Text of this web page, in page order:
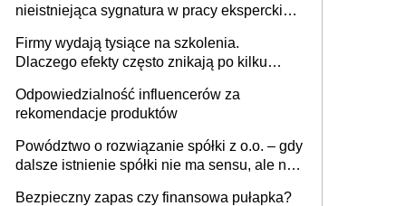
nieistniejąca sygnatura w pracy eksperckiej -
firmie
Firmy wydają tysiące na szkolenia.
Dlaczego efekty często znikają po kilku
Odpowiedzialność influencerów za
rekomendacje produktów
Powództwo o rozwiązanie spółki z o.o. – gdy
dalsze istnienie spółki nie ma sensu, ale nie
Bezpieczny zapas czy finansowa pułapka?